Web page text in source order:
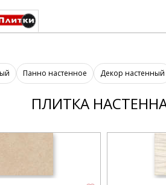
Панно настенное Декор настенный
ПЛИТКА